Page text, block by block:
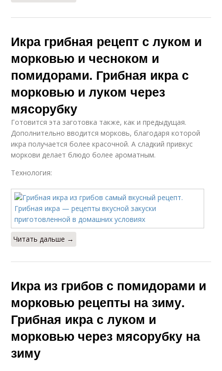
Икра грибная рецепт с луком и
морковью и чесноком и
помидорами. Грибная икра с
морковью и луком через
мясорубку
Готовится эта заготовка также, как и предыдущая.
Дополнительно вводится морковь, благодаря которой
икра получается более красочной. А сладкий привкус
моркови делает блюдо более ароматным.
Технология:
Читать дальше →
Икра из грибов с помидорами и
морковью рецепты на зиму.
Грибная икра с луком и
морковью через мясорубку на
зиму